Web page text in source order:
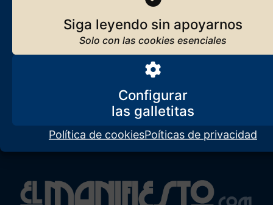
Siga leyendo sin apoyarnos
Configurar
Política de cookiesPoíticas de privacidad